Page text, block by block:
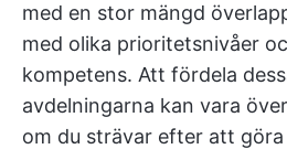
med en stor mängd
med olika prioritetsnivåer
kompetens. Att fördela
avdelningarna kan vara
om du strävar efter att göra